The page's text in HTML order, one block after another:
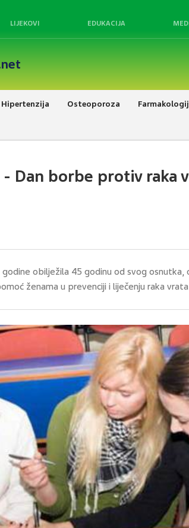
LIJEKOVI EDUKACIJA
Hipertenzija Osteoporoza
Dan borbe protiv raka
obilježila 45 godinu od svog osnutka,
ženama u prevenciji i liječenju raka